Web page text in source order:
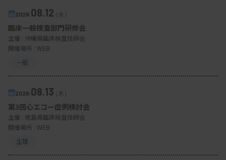
2026. 08.12（水）
臨床一般検査部門研修会
主催 : 沖縄県臨床検査技師会
開催場所 : WEB
一般
2026. 08.13（木）
第3回心エコー症例検討会
主催 : 徳島県臨床検査技師会
開催場所 : WEB
生理